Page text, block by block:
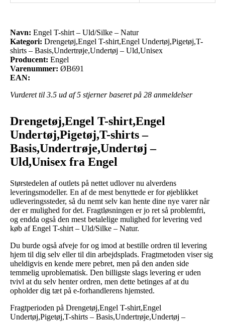
Navn: Engel T-shirt – Uld/Silke – Natur
Kategori: Drengetøj,Engel T-shirt,Engel Undertøj,Pigetøj,T-
shirts – Basis,Undertrøje,Undertøj – Uld,Unisex
Producent: Engel
Varenummer: ØB691
EAN:
Vurderet til 3.5 ud af 5 stjerner baseret på 28 anmeldelser
Drengetøj,Engel T-shirt,Engel
Undertøj,Pigetøj,T-shirts –
Basis,Undertrøje,Undertøj –
Uld,Unisex fra Engel
Størstedelen af outlets på nettet udlover nu alverdens
leveringsmodeller. En af de mest benyttede er for øjeblikket
udleveringssteder, så du nemt selv kan hente dine nye varer når
der er mulighed for det. Fragtløsningen er jo ret så problemfri,
og endda også den mest betalelige mulighed for levering ved
køb af Engel T-shirt – Uld/Silke – Natur.
Du burde også afveje for og imod at bestille ordren til levering
hjem til dig selv eller til din arbejdsplads. Fragtmetoden viser sig
uheldigvis en kende mere pebret, men på den anden side
temmelig uproblematisk. Den billigste slags levering er uden
tvivl at du selv henter ordren, men dette betinges af at du
opholder dig tæt på e-forhandlerens hjemsted.
Fragtperioden på Drengetøj,Engel T-shirt,Engel
Undertøj,Pigetøj,T-shirts – Basis,Undertrøje,Undertøj –